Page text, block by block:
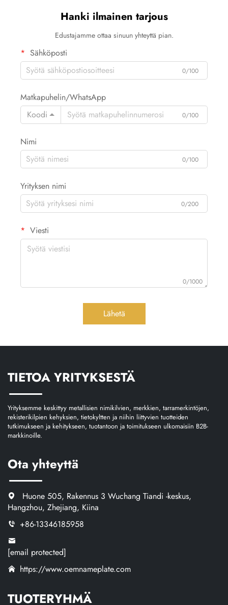
Hanki ilmainen tarjous
Edustajamme ottaa sinuun yhteyttä pian.
Sähköposti
0/100
Matkapuhelin/WhatsApp
Koodi
0/100
Nimi
0/100
Yrityksen nimi
0/200
Viesti
0/1000
Lähetä
TIETOA YRITYKSESTÄ
Yrityksemme keskittyy metallisien nimikilvien, merkkien, tarramerkintöjen,
rekisterikilpien kehyksien, tietokyltten ja niihin liittyvien tuotteiden
tutkimukseen ja kehitykseen, tuotantoon ja toimitukseen ulkomaisiin B2B-
markkinoille.
Ota yhteyttä
Huone 505, Rakennus 3 Wuchang Tiandi -keskus,
Hangzhou, Zhejiang, Kiina
+86-13346185958
[email protected]
https://www.oemnameplate.com
TUOTERYHMÄ